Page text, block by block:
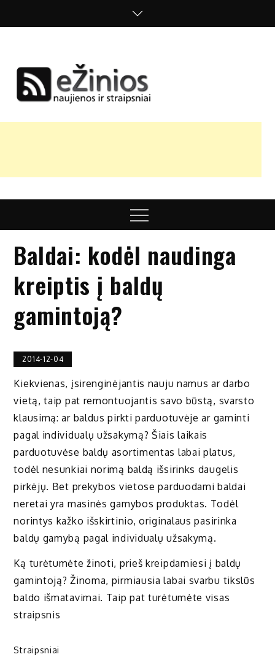
nuomonės
Menu
Baldai: kodėl naudinga
kreiptis į baldų
gamintoją?
2014-12-04
Kiekvienas, įsirenginėjantis nauju namus ar darbo
vietą, taip pat remontuojantis savo būstą, svarsto
klausimą: ar baldus pirkti parduotuvėje ar gaminti
pagal individualų užsakymą? Šiais laikais
parduotuvėse baldų asortimentas labai platus,
todėl nesunkiai norimą baldą išsirinks daugelis
pirkėjų. Bet prekybos vietose parduodami baldai
neretai yra masinės gamybos produktas. Todėl
norintys kažko išskirtinio, originalaus pasirinka
baldų gamybą pagal individualų užsakymą.
Ką turėtumėte žinoti, prieš kreipdamiesi į baldų
gamintoją? Žinoma, pirmiausia labai svarbu tikslūs
baldo išmatavimai. Taip pat turėtumėte visas
straipsnis
Straipsniai